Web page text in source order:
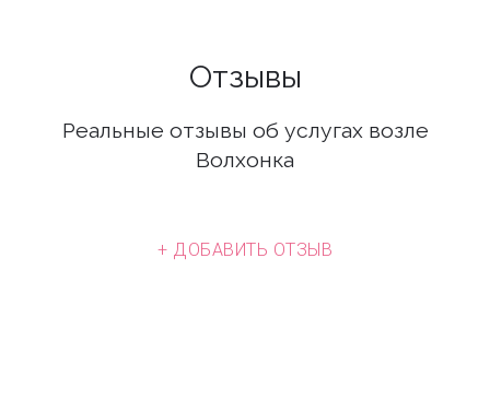
Отзывы
Реальные отзывы об услугах возле
Волхонка
+ ДОБАВИТЬ ОТЗЫВ